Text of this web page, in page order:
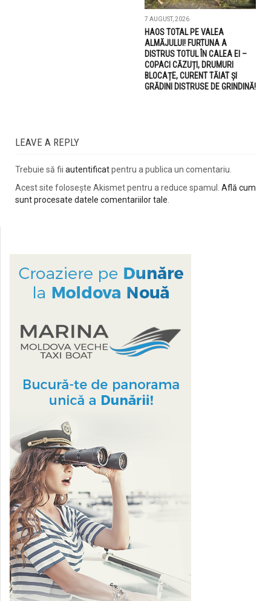
7 AUGUST, 2026
HAOS TOTAL PE VALEA
ALMĂJULUI! FURTUNA A
DISTRUS TOTUL ÎN CALEA EI –
COPACI CĂZUȚI, DRUMURI
BLOCAȚE, CURENT TĂIAT ȘI
GRĂDINI DISTRUSE DE GRINDINĂ!
LEAVE A REPLY
Trebuie să fii autentificatpentru a publica un comentariu.
Acest site folosește Akismet pentru a reduce spamul. Află cum
sunt procesate datele comentariilor tale.